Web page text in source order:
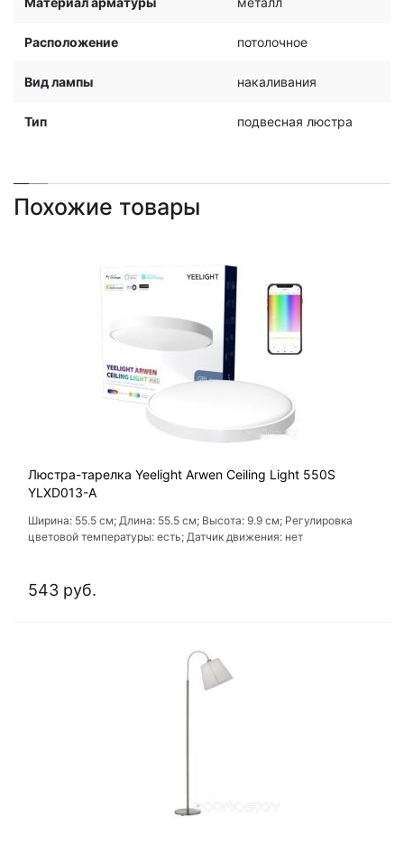
Расположение потолочное
Вид лампы накаливания
Тип подвесная люстра
Похожие товары
Люстра-тарелка Yeelight Arwen Ceiling Light 550S
YLXD013-A
Ширина: 55.5 см; Длина: 55.5 см; Высота: 9.9 см; Регулировка
цветовой температуры: есть; Датчик движения: нет
543 руб.